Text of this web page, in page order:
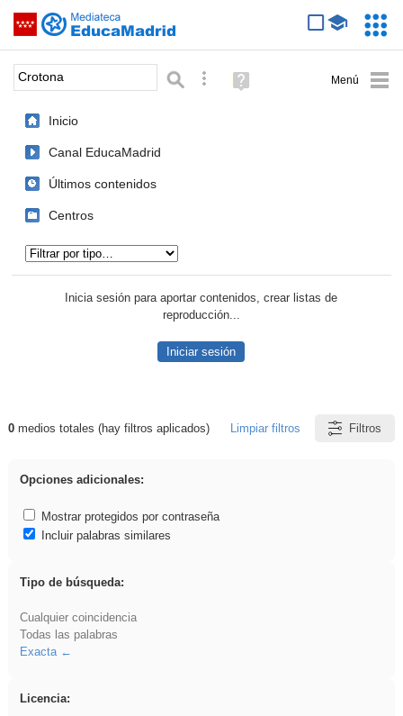
Saltar navegación
Palabra o frase: Búsqueda avanzada
Ayuda
(en
Inicio
Canal EducaMadrid
Últimos contenidos
Centros
Inicia sesión para aportar contenidos, crear listas de
reproducción...
Iniciar sesión
Resultados de: Crotona
0medios totales (hay filtros aplicados) Limpiar filtros Filtros
Opciones adicionales:
Mostrar protegidos por contraseña
Incluir palabras similares
Tipo de búsqueda:
Cualquier coincidencia
Todas las palabras
Exacta
Licencia: